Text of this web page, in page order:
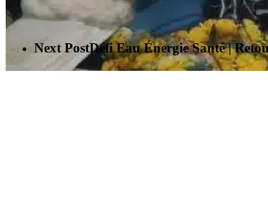
Next PostDéfi Eau Énergie Santé |